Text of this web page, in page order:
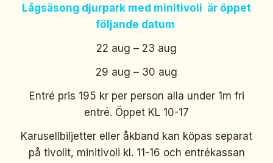
Lågsäsong djurpark med minitivoli är öppet
följande datum
22 aug – 23 aug
29 aug – 30 aug
Entré pris 195 kr per person alla under 1m fri
entré. Öppet KL 10-17
Karusellbiljetter eller åkband kan köpas separat
på tivolit, minitivoli kl. 11-16 och entrékassan